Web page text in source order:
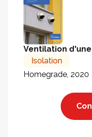
Ventilation
Isolation
Homegrade, 2020